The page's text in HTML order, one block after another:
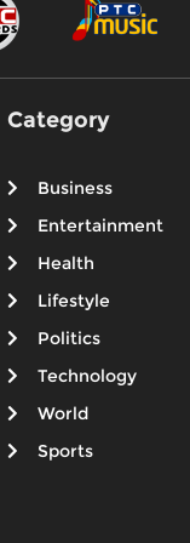
Category
Business
Entertainment
Health
Lifestyle
Politics
Technology
World
Sports